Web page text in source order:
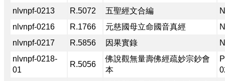
nlvnpf-0213
R.5072 五聖經文合編
nlvnpf-0216
R.1766 元慈國母立命國音真經
nlvnpf-0217
R.5856 因果實錄
nlvnpf-0218-
01
R.5056
佛說觀無量壽佛經疏妙宗鈔會
本